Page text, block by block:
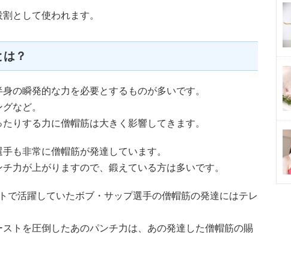
として使われます。
？
の瞬発的な力を必要とするものが多いです。
など。
りする力に僧帽筋は大きく影響してきます。
も非常に僧帽筋が発達しています。
力が上がりますので、鍛えている方は多いです。
で活躍していたボブ・サップ選手の僧帽筋の発達にはテレ
トを圧倒したあのパンチ力は、あの発達した僧帽筋の賜